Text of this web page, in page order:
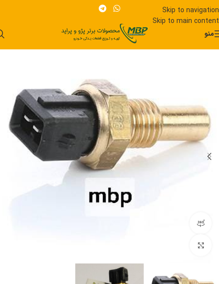
Skip to navigation
Skip to main content
منو